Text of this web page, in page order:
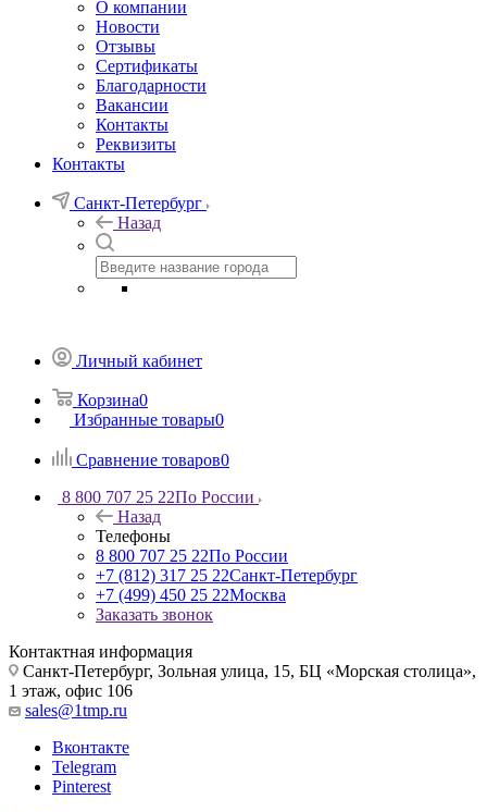
О компании
Новости
Отзывы
Сертификаты
Благодарности
Вакансии
Контакты
Реквизиты
Контакты
Санкт-Петербург
Назад
Личный кабинет
Корзина0
Избранные товары0
Сравнение товаров0
8 800 707 25 22По России
Назад
Телефоны
8 800 707 25 22По России
+7 (812) 317 25 22Санкт-Петербург
+7 (499) 450 25 22Москва
Заказать звонок
Контактная информация
Санкт-Петербург, Зольная улица, 15, БЦ «Морская столица»,
1 этаж, офис 106
sales@1tmp.ru
Вконтакте
Telegram
Pinterest